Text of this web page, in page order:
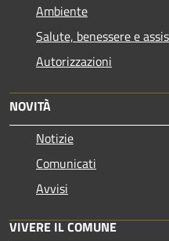
Ambiente
Salute, benessere e
Autorizzazioni
NOVITÀ
Notizie
Comunicati
Avvisi
VIVERE IL COMUNE